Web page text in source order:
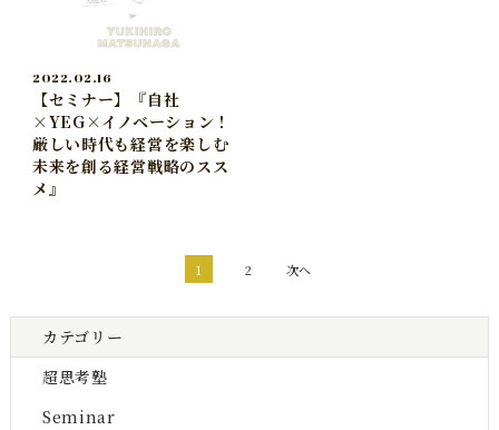
2022.02.16
【セミナー】『自社
×YEG×イノベーション！
厳しい時代も経営を楽しむ
未来を創る経営戦略のスス
メ』
1 2 次へ
カテゴリー
超思考塾
Seminar